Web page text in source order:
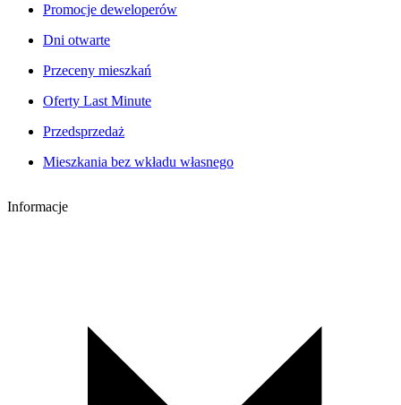
Promocje deweloperów
Dni otwarte
Przeceny mieszkań
Oferty Last Minute
Przedsprzedaż
Mieszkania bez wkładu własnego
Informacje